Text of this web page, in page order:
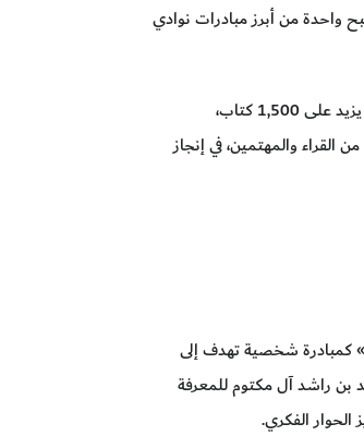
واحدة من أبرز مبادرات نوادي
وخلال مسيرتها، نظمت المبادرة أكثر من 1,800 ندوة معرفية ناقشت ما يزيد على 1,500 كتاب،
من القراء والمهتمين، في إنجاز
كمبادرة شخصية تهدف إلى
بن راشد آل مكتوم للمعرفة
الفكري.